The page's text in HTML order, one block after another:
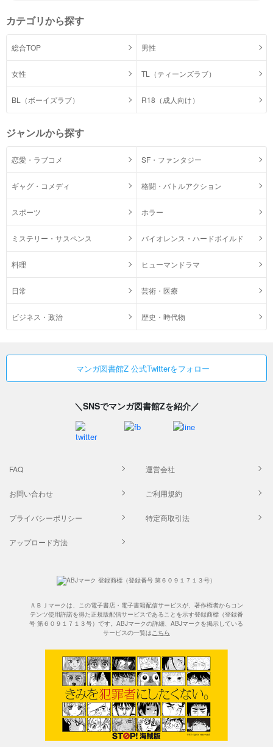
カテゴリから探す
総合TOP 男性
女性 TL（ティーンズラブ）
BL（ボーイズラブ） R18（成人向け）
ジャンルから探す
恋愛・ラブコメ SF・ファンタジー
ギャグ・コメディ 格闘・バトルアクション
スポーツ ホラー
ミステリー・サスペンス バイオレンス・ハードボイルド
料理 ヒューマンドラマ
日常 芸術・医療
ビジネス・政治 歴史・時代物
マンガ図書館Z 公式Twitterをフォロー
＼SNSでマンガ図書館Zを紹介／
FAQ 運営会社
お問い合わせ ご利用規約
プライバシーポリシー 特定商取引法
アップロード方法
ＡＢＪマークは、この電子書店・電子書籍配信サービスが、著作権者からコン
テンツ使用許諾を得た正規版配信サービスであることを示す登録商標（登録番
号 第６０９１７１３号）です。ABJマークの詳細、ABJマークを掲示している
サービスの一覧はこちら